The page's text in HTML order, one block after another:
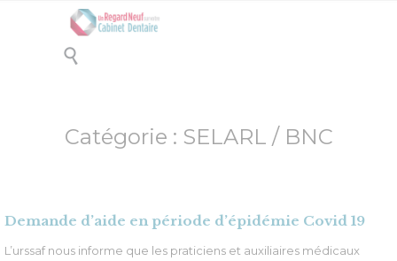

Catégorie : SELARL / BNC
Demande d’aide en période d’épidémie Covid 19
L’urssaf nous informe que les praticiens et auxiliaires médicaux